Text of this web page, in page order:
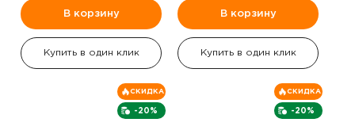
В корзину
Купить в один клик
В корзину
Купить в один клик
-20%
СКИДКА
-20%
СКИДКА